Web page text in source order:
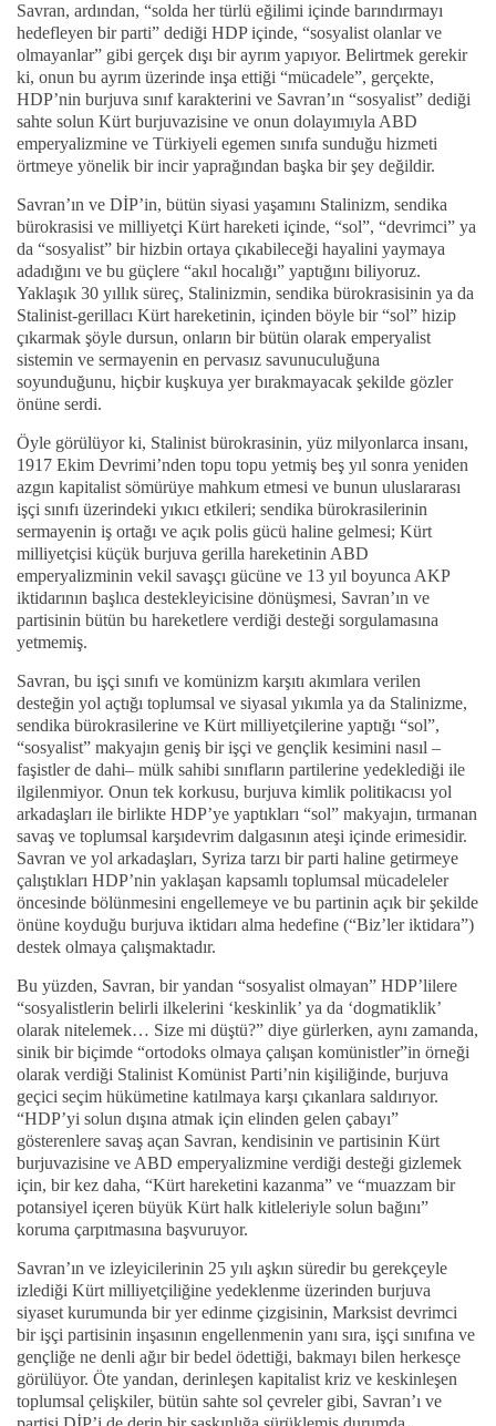
Savran, ardından, “solda her türlü eğilimi içinde barındırmayı
hedefleyen bir parti” dediği HDP içinde, “sosyalist olanlar ve
olmayanlar” gibi gerçek dışı bir ayrım yapıyor. Belirtmek gerekir
ki, onun bu ayrım üzerinde inşa ettiği “mücadele”, gerçekte,
HDP’nin burjuva sınıf karakterini ve Savran’ın “sosyalist” dediği
sahte solun Kürt burjuvazisine ve onun dolayımıyla ABD
emperyalizmine ve Türkiyeli egemen sınıfa sunduğu hizmeti
örtmeye yönelik bir incir yaprağından başka bir şey değildir.
Savran’ın ve DİP’in, bütün siyasi yaşamını Stalinizm, sendika
bürokrasisi ve milliyetçi Kürt hareketi içinde, “sol”, “devrimci” ya
da “sosyalist” bir hizbin ortaya çıkabileceği hayalini yaymaya
adadığını ve bu güçlere “akıl hocalığı” yaptığını biliyoruz.
Yaklaşık 30 yıllık süreç, Stalinizmin, sendika bürokrasisinin ya da
Stalinist-gerillacı Kürt hareketinin, içinden böyle bir “sol” hizip
çıkarmak şöyle dursun, onların bir bütün olarak emperyalist
sistemin ve sermayenin en pervasız savunuculuğuna
soyunduğunu, hiçbir kuşkuya yer bırakmayacak şekilde gözler
önüne serdi.
Öyle görülüyor ki, Stalinist bürokrasinin, yüz milyonlarca insanı,
1917 Ekim Devrimi’nden topu topu yetmiş beş yıl sonra yeniden
azgın kapitalist sömürüye mahkum etmesi ve bunun uluslararası
işçi sınıfı üzerindeki yıkıcı etkileri; sendika bürokrasilerinin
sermayenin iş ortağı ve açık polis gücü haline gelmesi; Kürt
milliyetçisi küçük burjuva gerilla hareketinin ABD
emperyalizminin vekil savaşçı gücüne ve 13 yıl boyunca AKP
iktidarının başlıca destekleyicisine dönüşmesi, Savran’ın ve
partisinin bütün bu hareketlere verdiği desteği sorgulamasına
yetmemiş.
Savran, bu işçi sınıfı ve komünizm karşıtı akımlara verilen
desteğin yol açtığı toplumsal ve siyasal yıkımla ya da Stalinizme,
sendika bürokrasilerine ve Kürt milliyetçilerine yaptığı “sol”,
“sosyalist” makyajın geniş bir işçi ve gençlik kesimini nasıl –
faşistler de dahi– mülk sahibi sınıfların partilerine yedeklediği ile
ilgilenmiyor. Onun tek korkusu, burjuva kimlik politikacısı yol
arkadaşları ile birlikte HDP’ye yaptıkları “sol” makyajın, tırmanan
savaş ve toplumsal karşıdevrim dalgasının ateşi içinde erimesidir.
Savran ve yol arkadaşları, Syriza tarzı bir parti haline getirmeye
çalıştıkları HDP’nin yaklaşan kapsamlı toplumsal mücadeleler
öncesinde bölünmesini engellemeye ve bu partinin açık bir şekilde
önüne koyduğu burjuva iktidarı alma hedefine (“Biz’ler iktidara”)
destek olmaya çalışmaktadır.
Bu yüzden, Savran, bir yandan “sosyalist olmayan” HDP’lilere
“sosyalistlerin belirli ilkelerini ‘keskinlik’ ya da ‘dogmatiklik’
olarak nitelemek… Size mi düştü?” diye gürlerken, aynı zamanda,
sinik bir biçimde “ortodoks olmaya çalışan komünistler”in örneği
olarak verdiği Stalinist Komünist Parti’nin kişiliğinde, burjuva
geçici seçim hükümetine katılmaya karşı çıkanlara saldırıyor.
“HDP’yi solun dışına atmak için elinden gelen çabayı”
gösterenlere savaş açan Savran, kendisinin ve partisinin Kürt
burjuvazisine ve ABD emperyalizmine verdiği desteği gizlemek
için, bir kez daha, “Kürt hareketini kazanma” ve “muazzam bir
potansiyel içeren büyük Kürt halk kitleleriyle solun bağını”
koruma çarpıtmasına başvuruyor.
Savran’ın ve izleyicilerinin 25 yılı aşkın süredir bu gerekçeyle
izlediği Kürt milliyetçiliğine yedeklenme üzerinden burjuva
siyaset kurumunda bir yer edinme çizgisinin, Marksist devrimci
bir işçi partisinin inşasının engellenmenin yanı sıra, işçi sınıfına ve
gençliğe ne denli ağır bir bedel ödettiği, bakmayı bilen herkesçe
görülüyor. Öte yandan, derinleşen kapitalist kriz ve keskinleşen
toplumsal çelişkiler, bütün sahte sol çevreler gibi, Savran’ı ve